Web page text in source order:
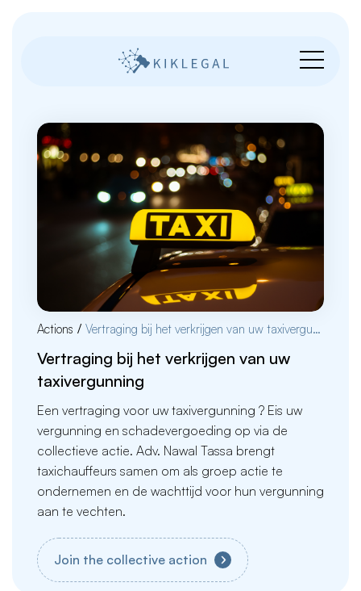
Actions / Vertraging bij het verkrijgen van uw taxivergunning
Vertraging bij het verkrijgen van uw
taxivergunning
Een vertraging voor uw taxivergunning ? Eis uw
vergunning en schadevergoeding op via de
collectieve actie. Adv. Nawal Tassa brengt
taxichauffeurs samen om als groep actie te
ondernemen en de wachttijd voor hun vergunning
aan te vechten.
Join the collective action